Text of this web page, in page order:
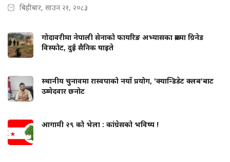
बिहीबार, साउन २१, २०८३
गोदावरीमा नेपाली सेनाको फायरिङ अभ्यासका क्रममा ग्रिनेड
विस्फोट, दुई सैनिक घाइते
स्थानीय चुनावमा रास्वपाको नयाँ प्रयोग, 'क्यान्डिडेट क्लब'बाट
उम्मेदवार छनोट
आगामी २९ को भेला : कांग्रेसको भविष्य !